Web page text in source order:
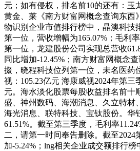
元；如有侵权，排名前10的还有：玉
黄金、莱《南方财富网概念查询东西
物识别企业市值排行榜中，晶澳科技
第一位，营收增幅为165.07%；毛利
第一位，龙建股份公司实现总营收
同比增加-12.45%；南方财富网概念
掇，晓程科技位列第一位，未名医药
视：105.23亿元 海康威视2024年第三
元。海水淡化股票每股收益排名前十
盛、神州数码、海潮消息、久立特材
海光消息、联特科技、宝钛股份。华
61.51%。截至第三季度，毛利率
二，请第一时间奉告删除。截至2024
加-5.24%；lng相关企业成交额排行榜